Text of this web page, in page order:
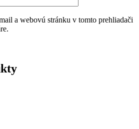
a webovú stránku v tomto prehliadači